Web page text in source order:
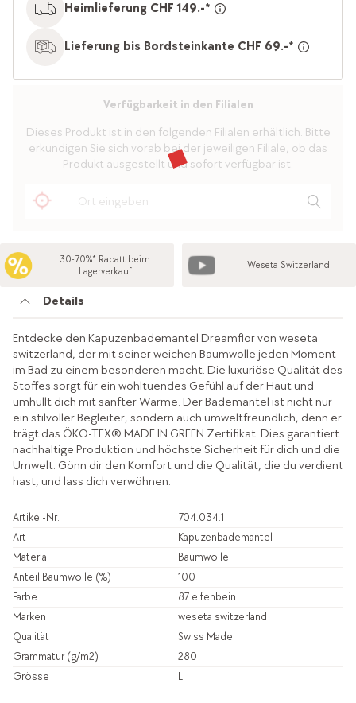
Heimlieferung CHF 149.-*
Lieferung bis Bordsteinkante CHF 69.-*
Verfügbarkeit in den Filialen
Dieses Produkt ist in den folgenden Filialen erhältlich. Bitte
erkundigen Sie sich vorab bei der jeweiligen Filiale, ob das
Produkt ausgestellt und sofort verfügbar ist.
30-70%* Rabatt beim
Lagerverkauf
Weseta Switzerland
Details
Entdecke den Kapuzenbademantel Dreamflor von weseta
switzerland, der mit seiner weichen Baumwolle jeden Moment
im Bad zu einem besonderen macht. Die luxuriöse Qualität des
Stoffes sorgt für ein wohltuendes Gefühl auf der Haut und
umhüllt dich mit sanfter Wärme. Der Bademantel ist nicht nur
ein stilvoller Begleiter, sondern auch umweltfreundlich, denn er
trägt das ÖKO-TEX® MADE IN GREEN Zertifikat. Dies garantiert
nachhaltige Produktion und höchste Sicherheit für dich und die
Umwelt. Gönn dir den Komfort und die Qualität, die du verdient
hast, und lass dich verwöhnen.
Artikel-Nr.
704.034.1
Art
Kapuzenbademantel
Material
Baumwolle
Anteil Baumwolle (%)
100
Farbe
87 elfenbein
Marken
weseta switzerland
Qualität
Swiss Made
Grammatur (g/m2)
280
Grösse
L